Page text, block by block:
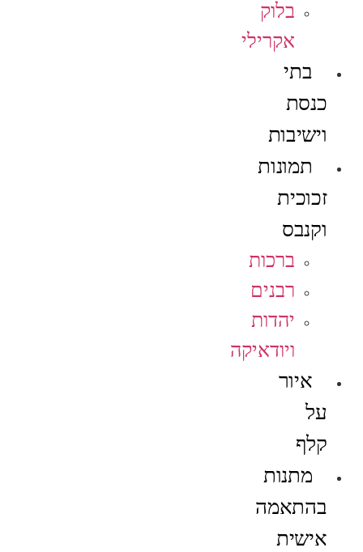
בלוק
אקרילי
בתי
כנסת
וישיבות
תמונות
זכוכית
וקנבס
ברכות
רבנים
יהדות
ויודאיקה
איור
על
קלף
מתנות
בהתאמה
אישית